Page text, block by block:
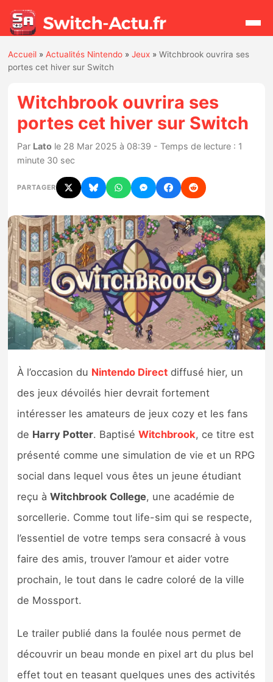
Actualités
Jeux
Hardware
Chiffres de ventes
Rumeurs
Nintendo Direct
Tests et previews
Tests de jeux
Tests d’accessoires
Previews
Précommandes
Précommandes jeux Switch 2
Sorties de jeux
Bons plans
Guides
Accueil »Actualités Nintendo »Jeux »Witchbrook ouvrira ses
portes cet hiver sur Switch
Witchbrook ouvrira ses
portes cet hiver sur Switch
Par Lato le 28 Mar 2025 à 08:39 - Temps de lecture : 1
minute 30 sec
PARTAGER
À l’occasion du Nintendo Direct diffusé hier, un
des jeux dévoilés hier devrait fortement
intéresser les amateurs de jeux cozy et les fans
de Harry Potter. BaptiséWitchbrook, ce titre est
présenté comme une simulation de vie et un RPG
social dans lequel vous êtes un jeune étudiant
reçu àWitchbrook College, une académie de
sorcellerie. Comme tout life-sim qui se respecte,
l’essentiel de votre temps sera consacré à vous
faire des amis, trouver l’amour et aider votre
prochain, le tout dans le cadre coloré de la ville
de Mossport.
Le trailer publié dans la foulée nous permet de
découvrir un beau monde en pixel art du plus bel
effet tout en teasant quelques unes des activités